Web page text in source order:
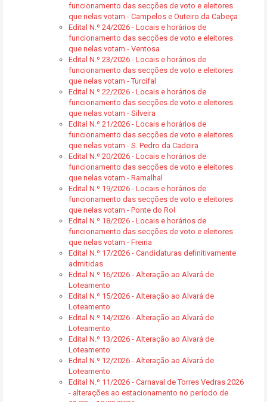
funcionamento das secções de voto e eleitores
que nelas votam - Campelos e Outeiro da Cabeça
Edital N.º 24/2026 - Locais e horários de
funcionamento das secções de voto e eleitores
que nelas votam - Ventosa
Edital N.º 23/2026 - Locais e horários de
funcionamento das secções de voto e eleitores
que nelas votam - Turcifal
Edital N.º 22/2026 - Locais e horários de
funcionamento das secções de voto e eleitores
que nelas votam - Silveira
Edital N.º 21/2026 - Locais e horários de
funcionamento das secções de voto e eleitores
que nelas votam - S. Pedro da Cadeira
Edital N.º 20/2026 - Locais e horários de
funcionamento das secções de voto e eleitores
que nelas votam - Ramalhal
Edital N.º 19/2026 - Locais e horários de
funcionamento das secções de voto e eleitores
que nelas votam - Ponte do Rol
Edital N.º 18/2026 - Locais e horários de
funcionamento das secções de voto e eleitores
que nelas votam - Freiria
Edital N.º 17/2026 - Candidaturas definitivamente
admitidas
Edital N.º 16/2026 - Alteração ao Alvará de
Loteamento
Edital N.º 15/2026 - Alteração ao Alvará de
Loteamento
Edital N.º 14/2026 - Alteração ao Alvará de
Loteamento
Edital N.º 13/2026 - Alteração ao Alvará de
Loteamento
Edital N.º 12/2026 - Alteração ao Alvará de
Loteamento
Edital N.º 11/2026 - Carnaval de Torres Vedras 2026
- alterações ao estacionamento no período de